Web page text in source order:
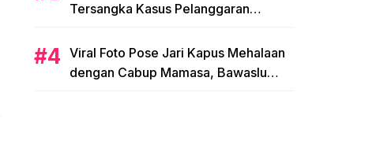
Tersangka Kasus Pelanggaran
Viral Foto Pose Jari Kapus Mehalaan
dengan Cabup Mamasa, Bawaslu